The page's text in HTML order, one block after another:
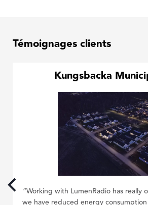
Témoignages clients
Kungsbacka
“Working with LumenRadio has really
we have reduced energy